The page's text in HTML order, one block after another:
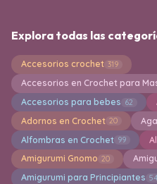
Explora todas las
Accesorios crochet 319
Accesorios en Crochet para
Accesorios para bebes 62
Adornos en Crochet 20
Alfombras en Crochet 99
Amigurumi Gnomo 20
Amigurumi para Principiantes